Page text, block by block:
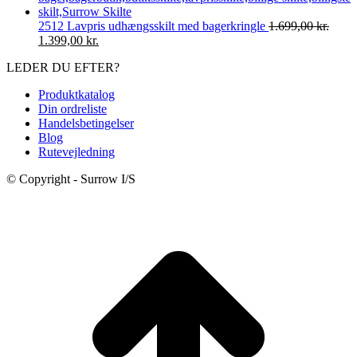
2.820,00 kr..2.500,00 kr..
2512 Lavpris udhængsskilt med bagerkringle 1.699,00kr.
Den
pris
1.699,00 kr..
1.399,00 kr.
pris
1.399,00 kr..
LEDER DU EFTER?
Produktkatalog
Din ordreliste
Handelsbetingelser
Blog
Rutevejledning
© Copyright - Surrow I/S